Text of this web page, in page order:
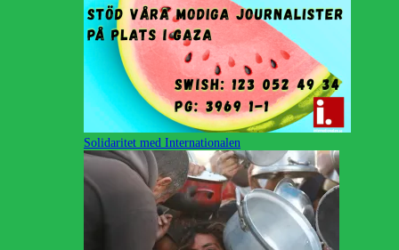
Solidaritet med Internationalen